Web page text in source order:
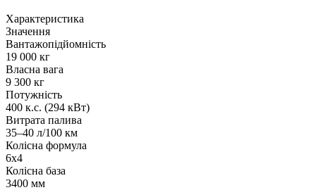
Характеристика
Значення
Вантажопідйомність
19 000 кг
Власна вага
9 300 кг
Потужність
400 к.с. (294 кВт)
Витрата палива
35–40 л/100 км
Колісна формула
6х4
Колісна база
3400 мм